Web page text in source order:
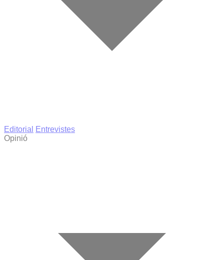
Editorial
Entrevistes
Opinió